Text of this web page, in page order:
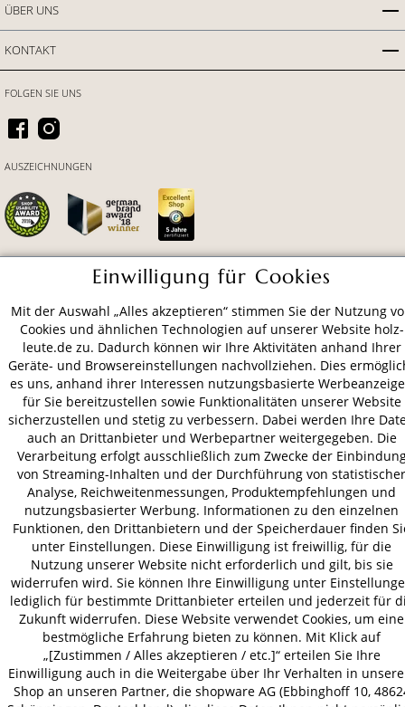
ÜBER UNS
KONTAKT
VERSAND
FOLGEN SIE UNS
AUSZEICHNUNGEN
AGB Datenschutz
Impressum
© 2026 HOLZ-LEUTE
* Alle Preise inkl. gesetzl. Mehrwertsteuer zzgl.Versandkosten.
Einwilligung für Cookies
Mit der Auswahl „Alles akzeptieren“ stimmen Sie der Nutzung
Cookies und ähnlichen Technologien auf unserer Website holz-
leute.de zu. Dadurch können wir Ihre Aktivitäten anhand Ihrer
Geräte- und Browsereinstellungen nachvollziehen. Dies
es uns, anhand ihrer Interessen nutzungsbasierte
für Sie bereitzustellen sowie Funktionalitäten unserer Website
sicherzustellen und stetig zu verbessern. Dabei werden Ihre
auch an Drittanbieter und Werbepartner weitergegeben. Die
Verarbeitung erfolgt ausschließlich zum Zwecke der
von Streaming-Inhalten und der Durchführung von statistischer
Analyse, Reichweitenmessungen, Produktempfehlungen und
nutzungsbasierter Werbung. Informationen zu den einzelnen
Funktionen, den Drittanbietern und der Speicherdauer finden
unter Einstellungen. Diese Einwilligung ist freiwillig, für die
Nutzung unserer Website nicht erforderlich und gilt, bis sie
widerrufen wird. Sie können Ihre Einwilligung unter
lediglich für bestimmte Drittanbieter erteilen und jederzeit für
Zukunft widerrufen. Diese Website verwendet Cookies, um eine
bestmögliche Erfahrung bieten zu können. Mit Klick auf
„[Zustimmen / Alles akzeptieren / etc.]“ erteilen Sie Ihre
Einwilligung auch in die Weitergabe über Ihr Verhalten in
Shop an unseren Partner, die shopware AG (Ebbinghoff 10,